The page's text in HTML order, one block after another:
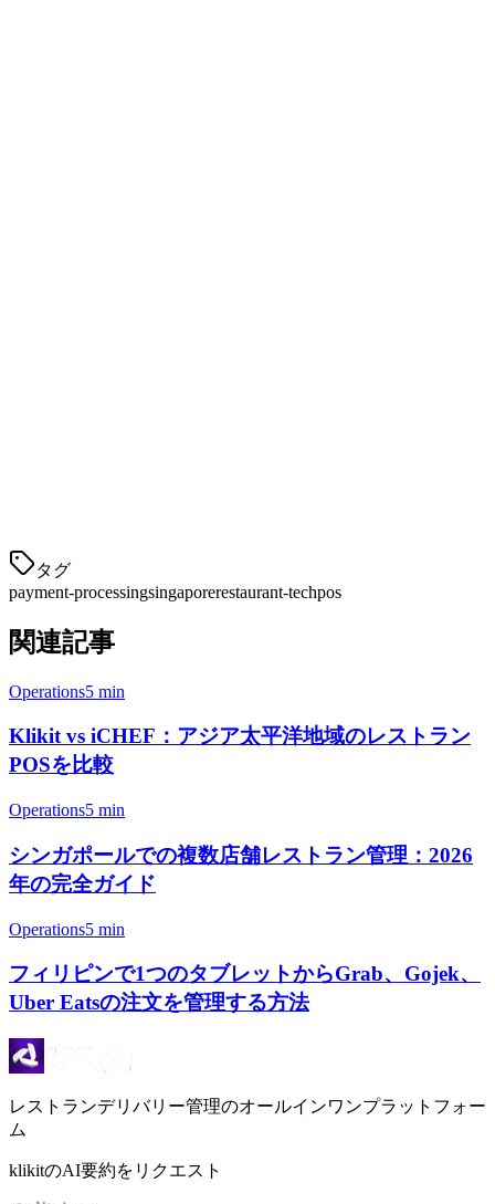
タグ
payment-processingsingaporerestaurant-techpos
関連記事
Operations5 min
Klikit vs iCHEF：アジア太平洋地域のレストラン
POSを比較
Operations5 min
シンガポールでの複数店舗レストラン管理：2026
年の完全ガイド
Operations5 min
フィリピンで1つのタブレットからGrab、Gojek、
Uber Eatsの注文を管理する方法
レストランデリバリー管理のオールインワンプラットフォー
ム
klikitのAI要約をリクエスト